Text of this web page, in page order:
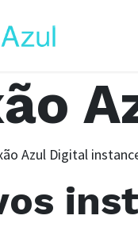
Azul Digital